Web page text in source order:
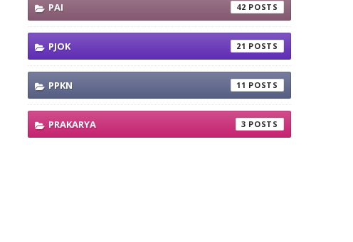
PAI 42
PJOK 21
PPKN 11
PRAKARYA 3